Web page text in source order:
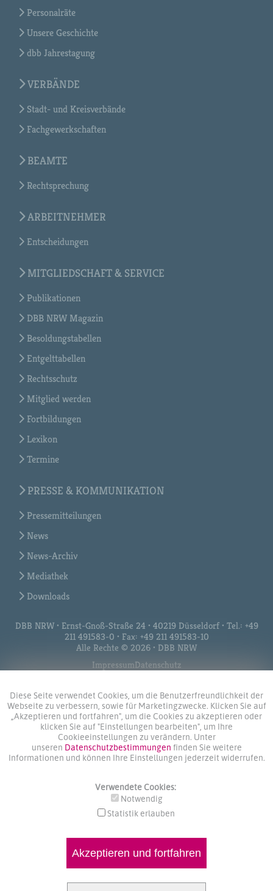
Diese Seite verwendet Cookies, um die Benutzerfreundlichkeit der
Webseite zu verbessern, sowie für Marketingzwecke. Klicken Sie auf
„Akzeptieren und fortfahren", um die Cookies zu akzeptieren oder
klicken Sie auf "Einstellungen bearbeiten", um Ihre
Cookieeinstellungen zu verändern. Unter
unseren Datenschutzbestimmungen finden Sie weitere
Informationen und können Ihre Einstellungen jederzeit widerrufen.
Verwendete Cookies:
Notwendig
Statistik erlauben
Akzeptieren und fortfahren
Personalräte
Unsere Geschichte
dbb Jahrestagung
VERBÄNDE
Stadt- und Kreisverbände
Fachgewerkschaften
BEAMTE
Rechtsprechung
ARBEITNEHMER
Entscheidungen
MITGLIEDSCHAFT & SERVICE
Publikationen
DBB NRW Magazin
Besoldungstabellen
Entgelttabellen
Rechtsschutz
Mitglied werden
Fortbildungen
Lexikon
Termine
PRESSE & KOMMUNIKATION
Pressemitteilungen
News
News-Archiv
Mediathek
Downloads
DBB NRW • Ernst-Gnoß-Straße 24 • 40219 Düsseldorf • Tel.: +49
211 491583-0 • Fax: +49 211 491583-10
Alle Rechte © 2026 • DBB NRW
ImpressumDatenschutz